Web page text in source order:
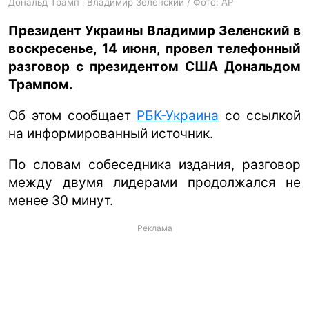
Президент Украины Владимир Зеленский в
воскресенье, 14 июня, провел телефонный
разговор с президентом США Дональдом
Трампом.
Об этом сообщает РБК-Украина со ссылкой
на информированный источник.
По словам собеседника издания, разговор
между двумя лидерами продолжался не
менее 30 минут.
Реклама